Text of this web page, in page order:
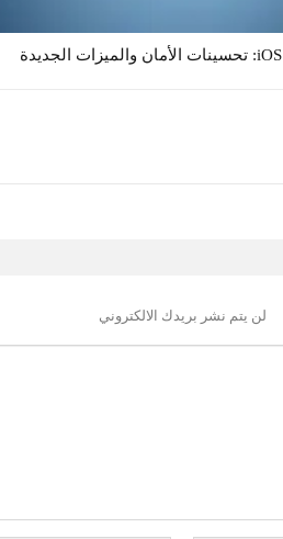
لن يتم نشر بريدك الالكتروني